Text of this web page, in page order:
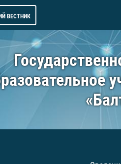
ВЕСТНИК